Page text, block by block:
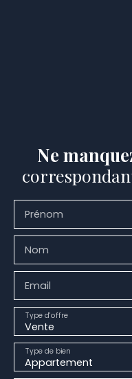
Ne
Prénom
Nom
Email
Vente
Type d'offre
Appartement
Type de bien